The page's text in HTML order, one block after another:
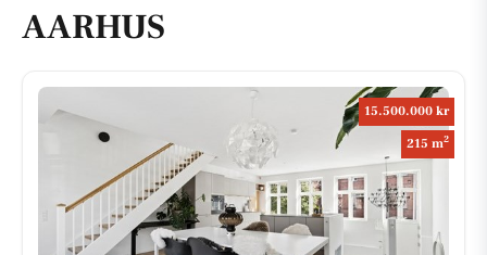
AARHUS
15.500.000 kr
215 m2